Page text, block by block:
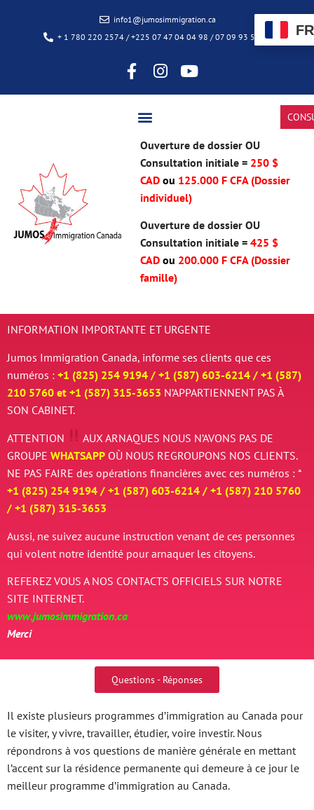
info1@jumosimmigration.ca
+ 1 780 220 2574 / +225 07 47 04 04 98 / 07 09 93 50 85
Ouverture de dossier OU
Consultation initiale = 250 $
CADou 125.000 F CFA (Dossier
individuel)
Ouverture de dossier OU
Consultation initiale =425 $
CAD ou 200.000 F CFA (Dossier
famille)
INFORMATION IMPORTANTE ET URGENTE
Jumos Immigration Canada, informe ses clients que ces
numéros : +1 (825) 254 9194 / +1 (587) 603-6214 / +1 (587)
210 5760 et +1 (587) 315-3653 N’APPARTIENNENT PAS À
SON CABINET.
ATTENTION AUX ARNAQUES NOUS N’AVONS PAS DE
GROUPE WHATSAPP OÙ NOUS REGROUPONS NOS CLIENTS.
NE PAS FAIRE des opérations financières avec ces numéros : *
+1 (825) 254 9194 / +1 (587) 603-6214 / +1 (587) 210 5760
/ +1 (587) 315-3653
Aussi, ne suivez aucune instruction venant de ces personnes
qui volent notre identité pour arnaquer les citoyens.
REFEREZ VOUS A NOS CONTACTS OFFICIELS SUR NOTRE
SITE INTERNET.
www.jumosimmigration.ca
Merci
Questions - Réponses
Il existe plusieurs programmes d’immigration au Canada pour
le visiter, y vivre, travailler, étudier, voire investir. Nous
répondrons à vos questions de manière générale en mettant
l’accent sur la résidence permanente qui demeure à ce jour le
meilleur programme d’immigration au Canada.
FR